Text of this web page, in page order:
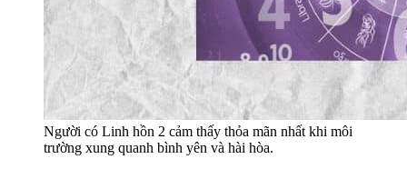
Người có Linh hồn 2 cảm thấy thỏa mãn nhất khi môi
trường xung quanh bình yên và hài hòa.